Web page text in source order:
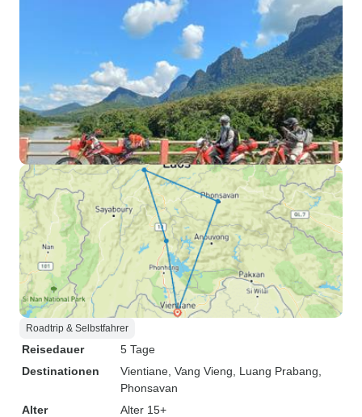
Roadtrip & Selbstfahrer
Reisedauer
5 Tage
Destinationen
Vientiane , Vang Vieng , Luang Prabang
Phonsavan
Alter
Alter 15+